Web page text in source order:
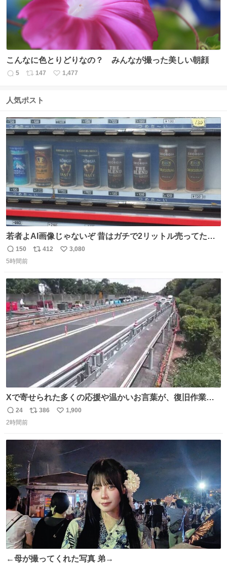
こんなに色とりどりなの？ みんなが撮った美しい朝顔
返
数
5
リ
ス
数
147
い
1,477
人気ポスト
若者よAI画像じゃないぞ 昔はガチで2リットル売ってたん
やでw
返
信
150
リ
ト
数
412
い
数
3,080
5時間前
Xで寄せられた多くの応援や温かいお言葉が、復旧作業に
携わる社員の大きな励みとなっております。ありがとうご
ざいます。 九州道
返
信
24
リ
ト
数
386
い
数
1,900
2時間前
←母が撮ってくれた写真 弟→